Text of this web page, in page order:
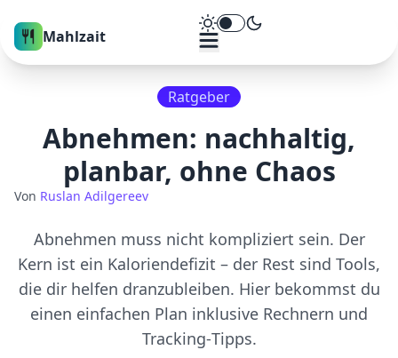
Mahlzait Theme umschalten
Ratgeber
Abnehmen: nachhaltig,
planbar, ohne Chaos
Von Ruslan Adilgereev
Abnehmen muss nicht kompliziert sein. Der
Kern ist ein Kaloriendefizit – der Rest sind Tools,
die dir helfen dranzubleiben. Hier bekommst du
einen einfachen Plan inklusive Rechnern und
Tracking‑Tipps.